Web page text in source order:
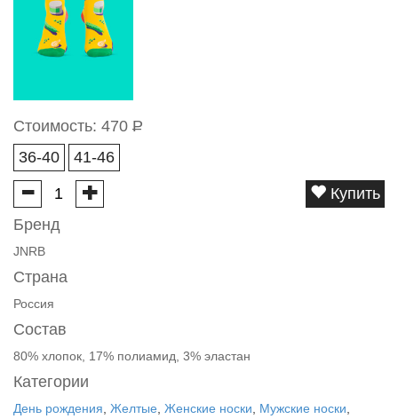
Стоимость: 470 Р
36-40
41-46
Купить
Бренд
JNRB
Страна
Россия
Состав
80% хлопок, 17% полиамид, 3% эластан
Категории
День рождения Желтые Женские носки Мужские носки